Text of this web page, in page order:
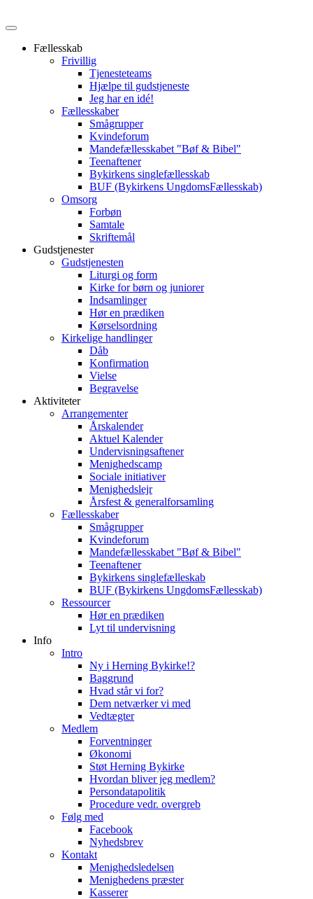
Fællesskab
Frivillig
Tjenesteteams
Hjælpe til gudstjeneste
Jeg har en idé!
Fællesskaber
Smågrupper
Kvindeforum
Mandefællesskabet "Bøf & Bibel"
Teenaftener
Bykirkens singlefællesskab
BUF (Bykirkens UngdomsFællesskab)
Omsorg
Forbøn
Samtale
Skriftemål
Gudstjenester
Gudstjenesten
Liturgi og form
Kirke for børn og juniorer
Indsamlinger
Hør en prædiken
Kørselsordning
Kirkelige handlinger
Dåb
Konfirmation
Vielse
Begravelse
Aktiviteter
Arrangementer
Årskalender
Aktuel Kalender
Undervisningsaftener
Menighedscamp
Sociale initiativer
Menighedslejr
Årsfest & generalforsamling
Fællesskaber
Smågrupper
Kvindeforum
Mandefællesskabet "Bøf & Bibel"
Teenaftener
Bykirkens singlefælleskab
BUF (Bykirkens UngdomsFællesskab)
Ressourcer
Hør en prædiken
Lyt til undervisning
Info
Intro
Ny i Herning Bykirke!?
Baggrund
Hvad står vi for?
Dem netværker vi med
Vedtægter
Medlem
Forventninger
Økonomi
Støt Herning Bykirke
Hvordan bliver jeg medlem?
Persondatapolitik
Procedure vedr. overgreb
Følg med
Facebook
Nyhedsbrev
Kontakt
Menighedsledelsen
Menighedens præster
Kasserer